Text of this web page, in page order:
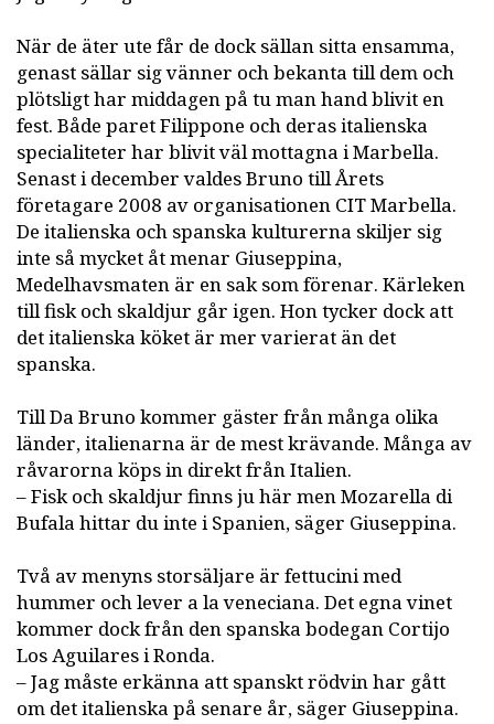
När de äter ute får de dock sällan sitta ensamma,
genast sällar sig vänner och bekanta till dem och
plötsligt har middagen på tu man hand blivit en
fest. Både paret Filippone och deras italienska
specialiteter har blivit väl mottagna i Marbella.
Senast i december valdes Bruno till Årets
företagare 2008 av organisationen CIT Marbella.
De italienska och spanska kulturerna skiljer sig
inte så mycket åt menar Giuseppina,
Medelhavsmaten är en sak som förenar. Kärleken
till fisk och skaldjur går igen. Hon tycker dock att
det italienska köket är mer varierat än det
spanska.
Till Da Bruno kommer gäster från många olika
länder, italienarna är de mest krävande. Många av
råvarorna köps in direkt från Italien.
– Fisk och skaldjur finns ju här men Mozarella di
Bufala hittar du inte i Spanien, säger Giuseppina.
Två av menyns storsäljare är fettucini med
hummer och lever a la veneciana. Det egna vinet
kommer dock från den spanska bodegan Cortijo
Los Aguilares i Ronda.
– Jag måste erkänna att spanskt rödvin har gått
om det italienska på senare år, säger Giuseppina.